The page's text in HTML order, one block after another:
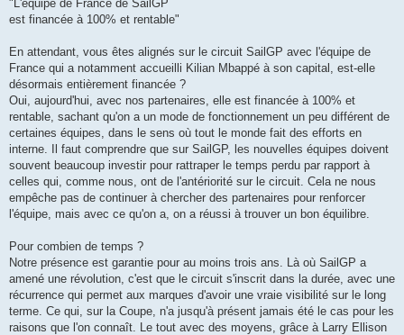
"L'équipe de France de SailGP
est financée à 100% et rentable"
En attendant, vous êtes alignés sur le circuit SailGP avec l'équipe de
France qui a notamment accueilli Kilian Mbappé à son capital, est-elle
désormais entièrement financée ?
Oui, aujourd'hui, avec nos partenaires, elle est financée à 100% et
rentable, sachant qu'on a un mode de fonctionnement un peu différent de
certaines équipes, dans le sens où tout le monde fait des efforts en
interne. Il faut comprendre que sur SailGP, les nouvelles équipes doivent
souvent beaucoup investir pour rattraper le temps perdu par rapport à
celles qui, comme nous, ont de l'antériorité sur le circuit. Cela ne nous
empêche pas de continuer à chercher des partenaires pour renforcer
l'équipe, mais avec ce qu'on a, on a réussi à trouver un bon équilibre.
Pour combien de temps ?
Notre présence est garantie pour au moins trois ans. Là où SailGP a
amené une révolution, c'est que le circuit s'inscrit dans la durée, avec une
récurrence qui permet aux marques d'avoir une vraie visibilité sur le long
terme. Ce qui, sur la Coupe, n'a jusqu'à présent jamais été le cas pour les
raisons que l'on connaît. Le tout avec des moyens, grâce à Larry Ellison